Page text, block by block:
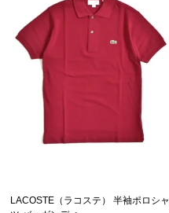
LACOSTE（ラコステ） 半袖ポロシャ